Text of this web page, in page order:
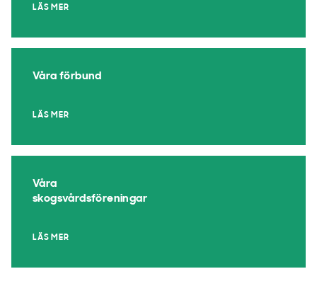
LÄS MER
Våra förbund
LÄS MER
Våra
skogsvårdsföreningar
LÄS MER